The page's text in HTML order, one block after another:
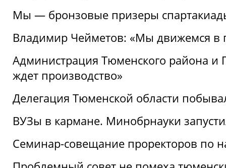
Мы — бронзовые призеры
Владимир Чейметов: «Мы движемся в
Администрация Тюменского района и
ждет производство»
Делегация Тюменской области
ВУЗы в кармане. Минобрнауки
Семинар-совещание проректоров по